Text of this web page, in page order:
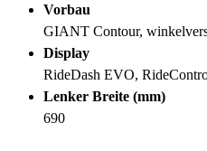
Vorbau
GIANT Contour,
Display
RideDash EVO,
Lenker Breite (mm)
690